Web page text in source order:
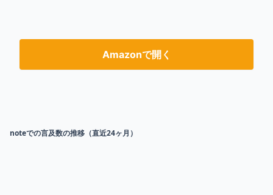
Amazonで開く
noteでの言及数の推移（直近24ヶ月）